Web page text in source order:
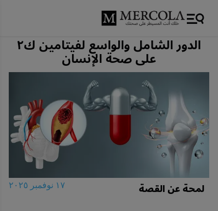
الدور الشامل والواسع لفيتامين ك٢
على صحة الإنسان
١٧ نوفمبر ٢٠٢٥
لمحة عن القصة